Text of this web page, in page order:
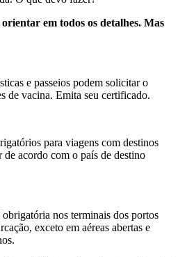
em todos os detalhes. Mas
e passeios podem solicitar o
de vacina. Emita seu certificado.
para viagens com destinos
acordo com o país de destino
nos terminais dos portos
exceto em aéreas abertas e